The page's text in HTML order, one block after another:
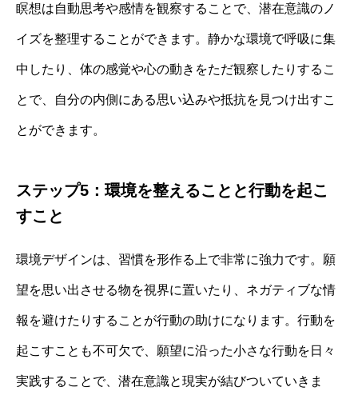
瞑想は自動思考や感情を観察することで、潜在意識のノ
イズを整理することができます。静かな環境で呼吸に集
中したり、体の感覚や心の動きをただ観察したりするこ
とで、自分の内側にある思い込みや抵抗を見つけ出すこ
とができます。
ステップ5：環境を整えることと行動を起こ
すこと
環境デザインは、習慣を形作る上で非常に強力です。願
望を思い出させる物を視界に置いたり、ネガティブな情
報を避けたりすることが行動の助けになります。行動を
起こすことも不可欠で、願望に沿った小さな行動を日々
実践することで、潜在意識と現実が結びついていきま